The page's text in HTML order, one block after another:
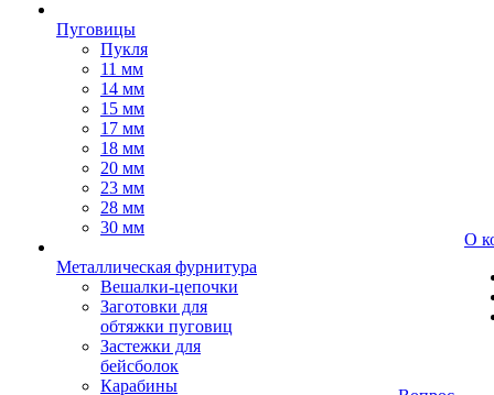
Пуговицы
Пукля
11 мм
14 мм
15 мм
17 мм
18 мм
20 мм
23 мм
28 мм
30 мм
Металлическая фурнитура
Вешалки-цепочки
Заготовки для
обтяжки пуговиц
Застежки для
бейсболок
Карабины
О